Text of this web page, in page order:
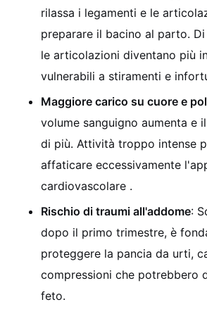
rilassa i legamenti e le
preparare il bacino al parto.
le articolazioni diventano più
vulnerabili a stiramenti e
Maggiore carico su cuore e
volume sanguigno aumenta e
di più. Attività troppo intense
affaticare eccessivamente
cardiovascolare .
Rischio di traumi all'addome:
dopo il primo trimestre, è
proteggere la pancia da urti,
compressioni che potrebbero
feto.